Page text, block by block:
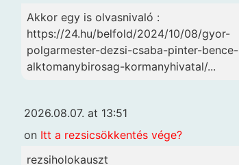
Akkor egy is olvasnivaló :
https://24.hu/belfold/2024/10/08/gyor-
polgarmester-dezsi-csaba-pinter-bence-
alktomanybirosag-kormanyhivatal/...
2026.08.07. at 13:51
on Itt a rezsicsökkentés vége?
rezsiholokauszt